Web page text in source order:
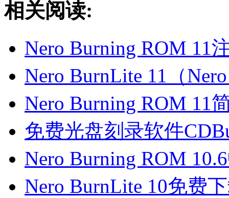
相关阅读:
Nero Burning ROM 11
Nero BurnLite 11（
Nero Burning ROM 11
免费光盘刻录软件
Nero Burning ROM
Nero BurnLite 10免费